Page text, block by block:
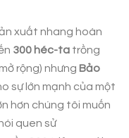
xuất nhang hoàn
300 héc-ta trồng
rộng) nhưng Bảo
sự lớn mạnh của một
hơn chúng tôi muốn
quen sử